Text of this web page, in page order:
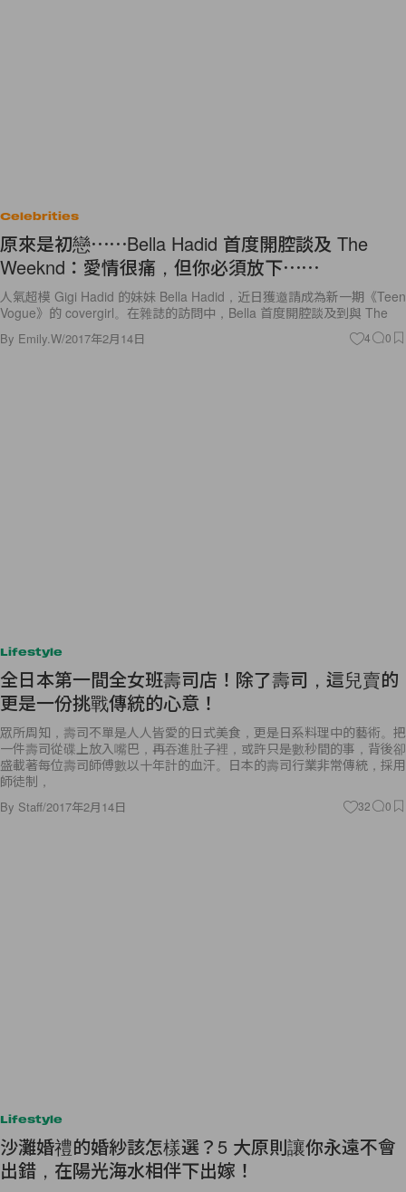
Celebrities
原來是初戀⋯⋯Bella Hadid 首度開腔談及 The
Weeknd：愛情很痛，但你必須放下⋯⋯
人氣超模 Gigi Hadid 的妹妹 Bella Hadid，近日獲邀請成為新一期《Teen
Vogue》的 covergirl。在雜誌的訪問中，Bella 首度開腔談及到與 The
By Emily.W/2017年2月14日 4 0
Lifestyle
全日本第一間全女班壽司店！除了壽司，這兒賣的
更是一份挑戰傳統的心意！
眾所周知，壽司不單是人人皆愛的日式美食，更是日系料理中的藝術。把
一件壽司從碟上放入嘴巴，再吞進肚子裡，或許只是數秒間的事，背後卻
盛載著每位壽司師傅數以十年計的血汗。日本的壽司行業非常傳統，採用
師徒制，
By Staff/2017年2月14日 32 0
Lifestyle
沙灘婚禮的婚紗該怎樣選？5 大原則讓你永遠不會
出錯，在陽光海水相伴下出嫁！